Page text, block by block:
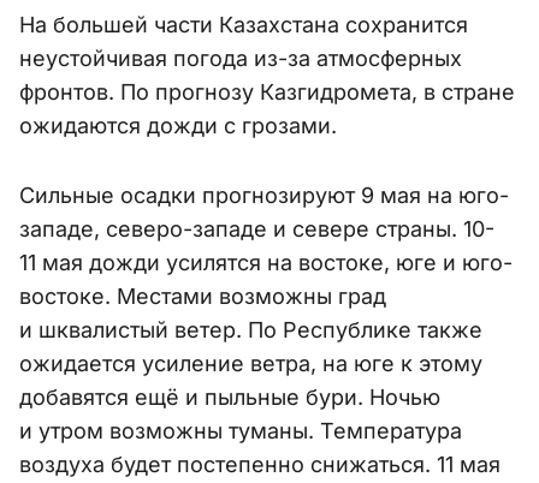
На большей части Казахстана сохранится
неустойчивая погода из-за атмосферных
фронтов. По прогнозу Казгидромета, в стране
ожидаются дожди с грозами.
Сильные осадки прогнозируют 9 мая на юго-
западе, северо-западе и севере страны. 10-
11 мая дожди усилятся на востоке, юге и юго-
востоке. Местами возможны град
и шквалистый ветер. По Республике также
ожидается усиление ветра, на юге к этому
добавятся ещё и пыльные бури. Ночью
и утром возможны туманы. Температура
воздуха будет постепенно снижаться. 11 мая